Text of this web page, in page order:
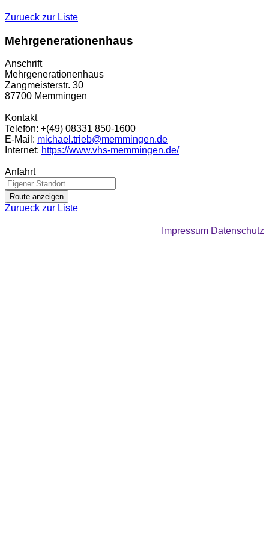
Zurueck zur Liste
Mehrgenerationenhaus
Anschrift
Mehrgenerationenhaus
Zangmeisterstr. 30
87700 Memmingen
Kontakt
Telefon: +(49) 08331 850-1600
E-Mail: michael.trieb@memmingen.de
Internet: https://www.vhs-memmingen.de/
Anfahrt
+
−
Zurueck zur Liste
Impressum Datenschutz